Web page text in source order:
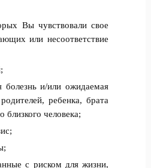
Вы чувствовали свое
или несоответствие
болезнь и/или ожидаемая
ребенка, брата
близкого человека;
с риском для жизни,